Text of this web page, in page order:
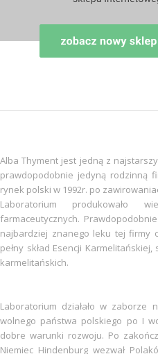
Alba Thyment jest jedną z
prawdopodobnie jedyną rodzinną
rynek polski w 1992r. po
Laboratorium produkowało
farmaceutycznych.
najbardziej znanego leku tej firmy
pełny skład Esencji
karmelitańskich.
Laboratorium działało w zaborze
wolnego państwa polskiego po I
dobre warunki rozwoju. Po
Niemiec Hindenburg wezwał